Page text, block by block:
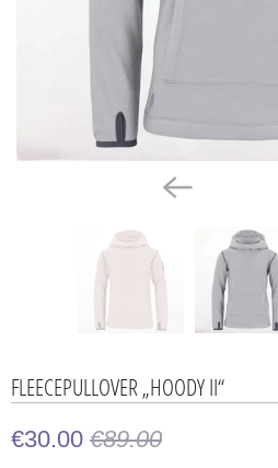
FLEECEPULLOVER „HOODY II“
€30.00 €89.00